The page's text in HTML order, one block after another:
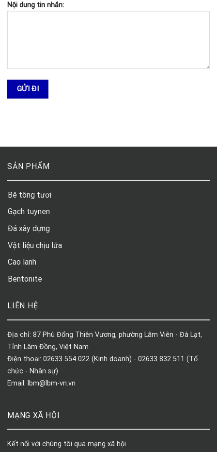
Nội dung tin nhắn:
SẢN PHẨM
Bê tông tươi
Gạch tuynen
Đá xây dựng
Vật liệu chịu lửa
Cao lanh
Bentonite
LIÊN HỆ
Địa chỉ: 87 Phù Đổng Thiên Vương, phường Lâm Viên - Đà Lạt,
Tỉnh Lâm Đồng, Việt Nam
Điện thoại: 02633 554 022 (Kinh doanh) - 02633 832 511 (Tổ
chức - Nhân sự)
Email: lbm@lbm-vn.vn
MẠNG XÃ HỘI
Kết nối với chúng tôi qua mạng xã hội